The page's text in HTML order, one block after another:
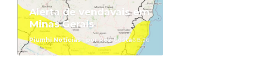
Alerta de vendavais em
Minas Gerais
Piumhi Notícias - por Rêz Costa6.8.26